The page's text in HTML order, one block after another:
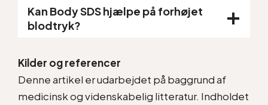
Kan Body SDS hjælpe på forhøjet
blodtryk?
Kilder og referencer
Denne artikel er udarbejdet på baggrund af
medicinsk og videnskabelig litteratur. Indholdet